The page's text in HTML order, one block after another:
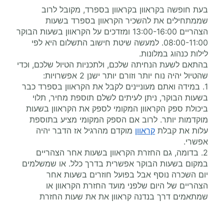
בעת חופשה בקראוון בקראוון בספרד, מקובל לרוב
שממתחילים את להשכיר הקראוון בספרד בשעות
הצהריים 13:00-16:00 ומזדכים על הקראוון בשעות הבוקר
08:00-11:00. למעשה שיטת חישוב התשלום היא לפי
לילות כנהוג במלונות.
בהתאם לשעת הנחיתה שלכם, ולתכניות הטיול שלכם, וכדי
שהטיול יהיה נוח יותר וזורם יותר ישנן 2 אפשרויות:
1. במידה ואתם מעוניינים לקבל את הקראוון בספרד כבר
בשעות הבוקר, ניתן לעיתים לשלם תוספת מחיר, תלוי
ביכולת ספק הקראוון המקומי לספק את הקראוון בשעות
מוקדמות יותר. לרוב אם הספק המקומי מציע בתוספת
עלות את קבלת קראוון מוקדם מהרגיל אז הדבר יהיה
אפשרי.
2. בדומה, גם החזרת הקראוון בשעות אחר הצהריים
במקום בשעות הבוקר אפשרית בדרך כלל. או שמשלמים
יום השכרה נוסף אבל בפועל חוזרים בשעות אחר
הצהריים של היום שלפני מועד החזרת הקראוון או
שמתאמים דרך בנדנה קראוון את את שעות החזרת